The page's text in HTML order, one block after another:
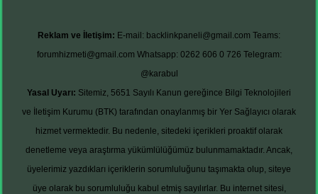
Reklam ve İletişim: E-mail: backlinkpaneli@gmail.com Teams:
forumhizmeti@gmail.com Whatsapp: 0262 606 0 726 Telegram:
@karabul
Yasal Uyarı: Sitemiz, 5651 Sayılı Kanun gereğince Bilgi Teknolojileri
ve İletişim Kurumu (BTK) tarafından onaylanmış bir Yer Sağlayıcı olarak
hizmet vermektedir. Bu nedenle, sitedeki içerikleri proaktif olarak
denetleme veya araştırma yükümlülüğümüz bulunmamaktadır. Ancak,
üyelerimiz yazdıkları içeriklerin sorumluluğunu taşımakta olup, siteye
üye olarak bu sorumluluğu kabul etmiş sayılırlar. Bu internet sitesi,